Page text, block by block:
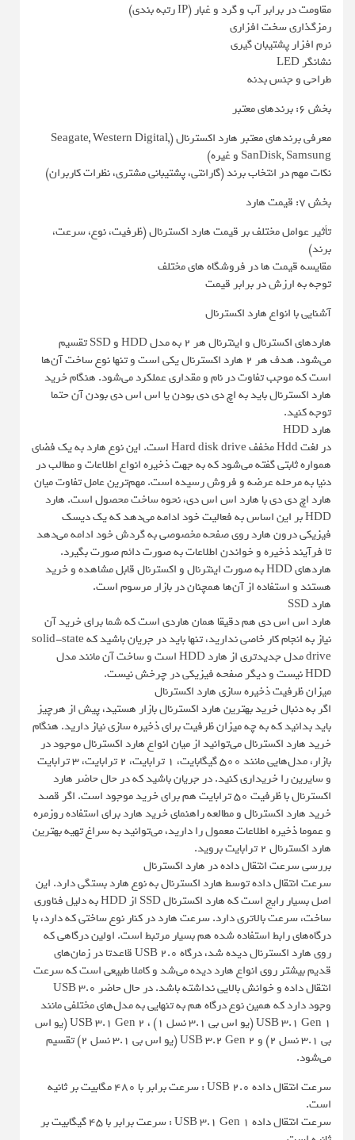
مقاومت در برابر آب و گرد و غبار (IP رتبه بندی)
رمزگذاری سخت افزاری
نرم افزار پشتیبان گیری
نشانگر LED
طراحی و جنس بدنه
بخش 6: برندهای معتبر
معرفی برندهای معتبر هارد اکسترنال (Seagate, Western Digital,
SanDisk, Samsung و غیره)
نکات مهم در انتخاب برند (گارانتی، پشتیبانی مشتری، نظرات کاربران)
بخش 7: قیمت هارد
تأثیر عوامل مختلف بر قیمت هارد اکسترنال (ظرفیت، نوع، سرعت،
برند)
مقایسه قیمت ها در فروشگاه های مختلف
توجه به ارزش در برابر قیمت
آشنایی با انواع هارد اکسترنال
هاردهای اکسترنال و اینترنال هر 2 به مدل HDD و SSD تقسیم
می‌شود. هدف هر 2 هارد اکسترنال یکی است و تنها نوع ساخت آن‌ها
است که موجب تفاوت در نام و مقداری عملکرد می‌شود. هنگام خرید
هارد اکسترنال باید به اچ دی دی بودن یا اس اس دی بودن آن حتما
توجه کنید.
هارد HDD
در لغت Hdd مخفف Hard disk drive است. این نوع هارد به یک فضای
همواره ثابتی گفته می‌شود که به جهت ذخیره انواع اطلاعات و مطالب در
دنیا به مرحله عرضه و فروش رسیده است. مهم‌ترین عامل تفاوت میان
هارد اچ دی دی با هارد اس اس دی، نحوه ساخت محصول است. هارد
HDD بر این اساس به فعالیت خود ادامه می‌دهد که یک دیسک
فیزیکی درون هارد روی صفحه مخصوصی به گردش خود ادامه می‌دهد
تا فرآیند ذخیره و خواندن اطلاعات به صورت دائم صورت بگیرد.
هاردهای HDD به صورت اینترنال و اکسترنال قابل مشاهده و خرید
هستند و استفاده از آن‌ها همچنان در بازار مرسوم است.
هارد SSD
هارد اس اس دی هم دقیقا همان هاردی است که شما برای خرید آن
نیاز به انجام کار خاصی ندارید، تنها باید در جریان باشید که solid-state
drive مدل جدیدتری از هارد HDD است و ساخت آن مانند مدل
HDD نیست و دیگر صفحه فیزیکی در چرخش نیست.
میزان ظرفیت ذخیره سازی هارد اکسترنال
اگر به دنبال خرید بهترین هارد اکسترنال بازار هستید، پیش از هرچیز
باید بدانید که به چه میزان ظرفیت برای ذخیره سازی نیاز دارید. هنگام
خرید هارد اکسترنال می‌توانید از میان انواع هارد اکسترنال موجود در
بازار، مدل‌هایی مانند 500 گیگابایت، 1 ترابایت، 2 ترابایت، 3 ترابایت
و سایرین را خریداری کنید. در جریان باشید که در حال حاضر هارد
اکسترنال با ظرفیت 50 ترابایت هم برای خرید موجود است. اگر قصد
خرید هارد اکسترنال و مطالعه راهنمای خرید هارد برای استفاده روزمره
و عموما ذخیره اطلاعات معمول را دارید، می‌توانید به سراغ تهیه بهترین
هارد اکسترنال 2 ترابایت بروید.
بررسی سرعت انتقال داده در هارد اکسترنال
سرعت انتقال داده توسط هارد اکسترنال به نوع هارد بستگی دارد. این
اصل بسیار رایج است که هارد اکسترنال SSD از HDD به دلیل فناوری
ساخت، سرعت بالاتری دارد. سرعت هارد در کنار نوع ساختی که دارد، با
درگاه‌های رابط استفاده شده هم بسیار مرتبط است. اولین درگاهی که
روی هارد اکسترنال دیده شد، درگاه USB 2.0 قاعدتا در زمان‌های
قدیم بیشتر روی انواع هارد دیده می‌شد و کاملا طبیعی است که سرعت
انتقال داده و خوانش بالایی نداشته باشد. در حال حاضر USB 3.0
وجود دارد که همین نوع درگاه هم به تنهایی به مدل‌های مختلفی مانند
USB 3.1 Gen 1 (یو اس بی 3.1 نسل 1) ، USB 3.1 Gen 2 (یو اس
بی 3.1 نسل 2) و USB 3.2 Gen 2 (یو اس بی 3.1 نسل 2) تقسیم
می‌شود.
سرعت انتقال داده USB 2.0 : سرعت برابر با 480 مگابیت بر ثانیه
است.
سرعت انتقال داده USB 3.1 Gen 1 : سرعت برابر با 45 گیگابیت بر